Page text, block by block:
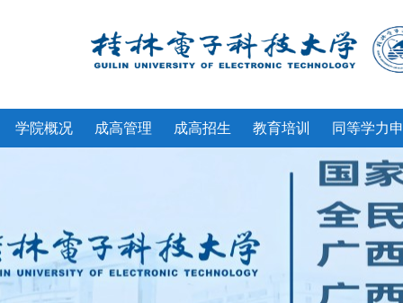
学院概况 成高管理 成高招生 教育培训 同等学力